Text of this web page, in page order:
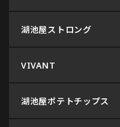
湖池屋ストロング
VIVANT
湖池屋ポテトチップス